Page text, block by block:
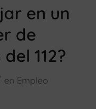
en un
de
112?
en Empleo